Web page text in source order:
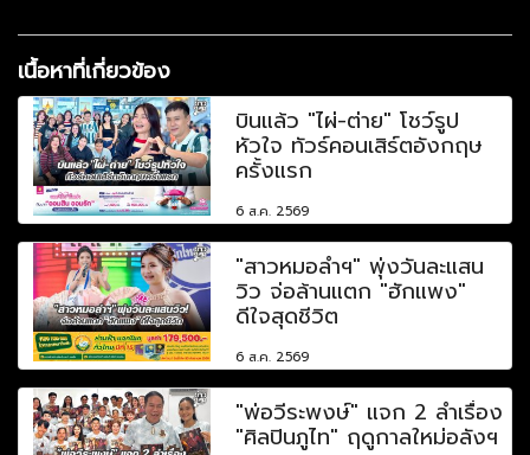
เนื้อหาที่เกี่ยวข้อง
บินแล้ว "ไผ่-ต่าย" โชว์รูป
หัวใจ ทัวร์คอนเสิร์ตอังกฤษ
ครั้งแรก
6 ส.ค. 2569
"สาวหมอลำฯ" พุ่งวันละแสน
วิว จ่อล้านแตก "ฮักแพง"
ดีใจสุดชีวิต
6 ส.ค. 2569
"พ่อวีระพงษ์" แจก 2 ลำเรื่อง
"ศิลปินภูไท" ฤดูกาลใหม่อลังฯ